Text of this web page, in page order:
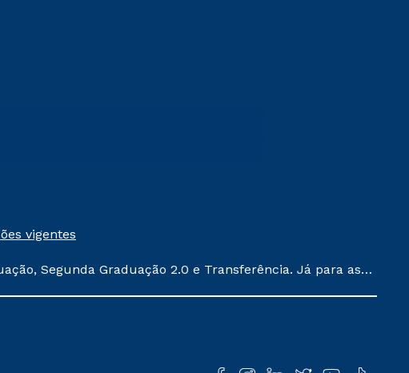
vigentes
Segunda Graduação 2.0 e Transferência. Já para as
conforme exposto no contrato de prestação de